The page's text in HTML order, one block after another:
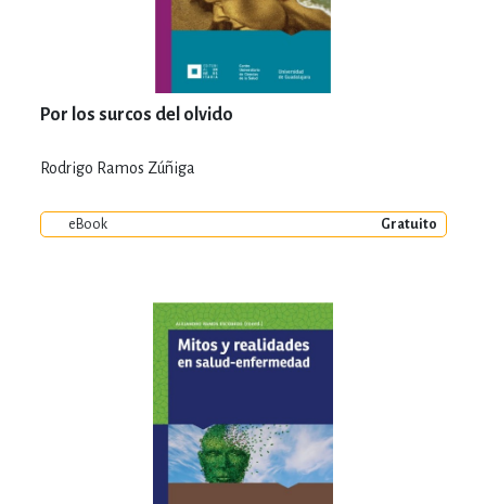
Por los surcos del olvido
Rodrigo Ramos Zúñiga
eBook Gratuito